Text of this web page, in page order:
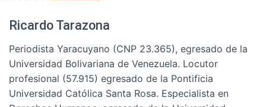
Ricardo Tarazona
Periodista Yaracuyano (CNP 23.365), egresado de la
Universidad Bolivariana de Venezuela. Locutor
profesional (57.915) egresado de la Pontificia
Universidad Católica Santa Rosa. Especialista en